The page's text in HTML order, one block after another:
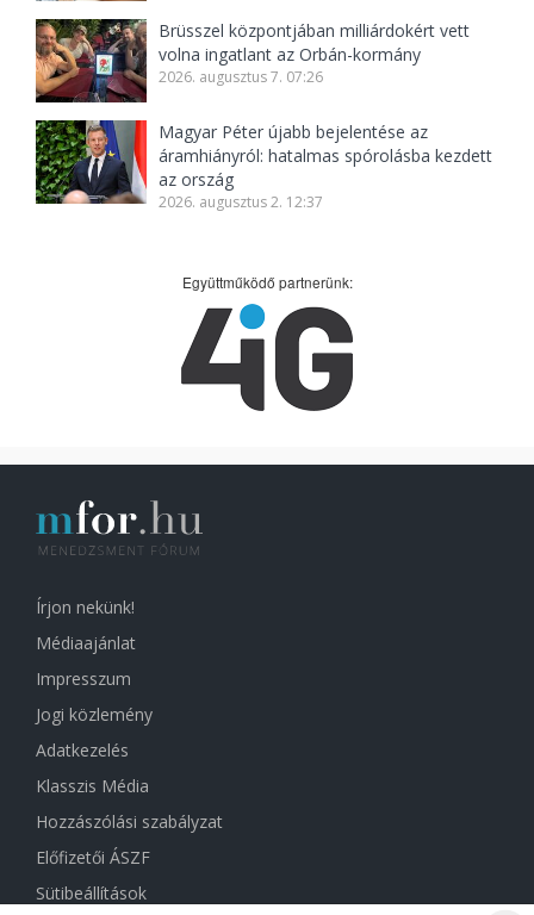
Brüsszel központjában milliárdokért vett
volna ingatlant az Orbán-kormány
2026. augusztus 7. 07:26
Magyar Péter újabb bejelentése az
áramhiányról: hatalmas spórolásba kezdett
az ország
2026. augusztus 2. 12:37
Együttműködő partnerünk:
Írjon nekünk!
Médiaajánlat
Impresszum
Jogi közlemény
Adatkezelés
Klasszis Média
Hozzászólási szabályzat
Előfizetői ÁSZF
Sütibeállítások